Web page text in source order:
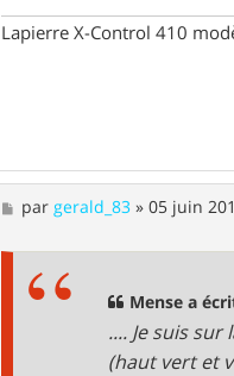
Lapierre X-Control 410
M
e
par gerald_83 »05 juin
Mense a
.... Je suis
(haut vert et